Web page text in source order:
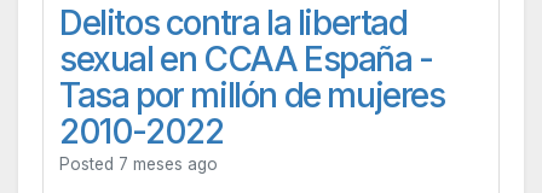
Delitos contra la libertad
sexual en CCAA España -
Tasa por millón de mujeres
2010-2022
Posted 7 meses ago